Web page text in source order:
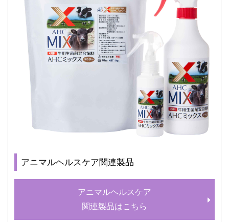
アニマルヘルスケア関連製品
アニマルヘルスケア
関連製品はこちら